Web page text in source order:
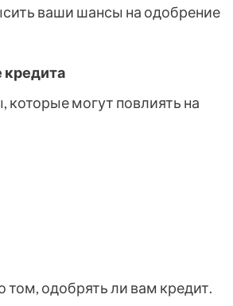
ваши шансы на одобрение
кредита
могут повлиять на
том, одобрять ли вам кредит.